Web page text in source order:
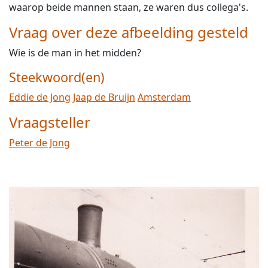
waarop beide mannen staan, ze waren dus collega's.
Vraag over deze afbeelding gesteld
Wie is de man in het midden?
Steekwoord(en)
Eddie de Jong Jaap de Bruijn Amsterdam
Vraagsteller
Peter de Jong